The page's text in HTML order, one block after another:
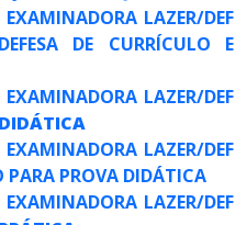
LAZER/DEF
DE CURRÍCULO E
LAZER/DEF
LAZER/DEF
PARA PROVA DIDÁTICA
LAZER/DEF